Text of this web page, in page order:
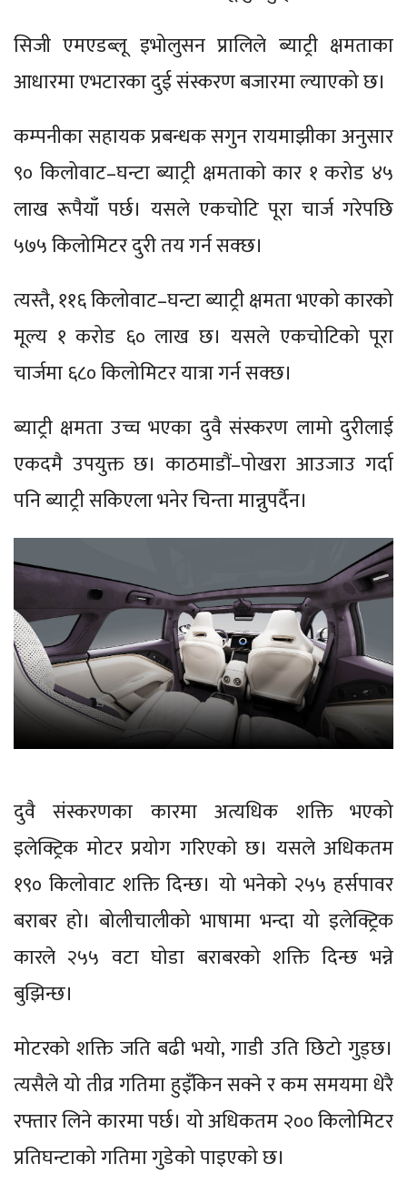
सिजी एमएडब्लू इभोलुसन प्रालिले ब्याट्री क्षमताका
आधारमा एभटारका दुई संस्करण बजारमा ल्याएको छ।
कम्पनीका सहायक प्रबन्धक सगुन रायमाझीका अनुसार
९० किलोवाट–घन्टा ब्याट्री क्षमताको कार १ करोड ४५
लाख रूपैयाँ पर्छ। यसले एकचोटि पूरा चार्ज गरेपछि
५७५ किलोमिटर दुरी तय गर्न सक्छ।
त्यस्तै, ११६ किलोवाट–घन्टा ब्याट्री क्षमता भएको कारको
मूल्य १ करोड ६० लाख छ। यसले एकचोटिको पूरा
चार्जमा ६८० किलोमिटर यात्रा गर्न सक्छ।
ब्याट्री क्षमता उच्च भएका दुवै संस्करण लामो दुरीलाई
एकदमै उपयुक्त छ। काठमाडौं–पोखरा आउजाउ गर्दा
पनि ब्याट्री सकिएला भनेर चिन्ता मान्नुपर्दैन।
दुवै संस्करणका कारमा अत्यधिक शक्ति भएको
इलेक्ट्रिक मोटर प्रयोग गरिएको छ। यसले अधिकतम
१९० किलोवाट शक्ति दिन्छ। यो भनेको २५५ हर्सपावर
बराबर हो। बोलीचालीको भाषामा भन्दा यो इलेक्ट्रिक
कारले २५५ वटा घोडा बराबरको शक्ति दिन्छ भन्ने
बुझिन्छ।
मोटरको शक्ति जति बढी भयो, गाडी उति छिटो गुड्छ।
त्यसैले यो तीव्र गतिमा हुइँकिन सक्ने र कम समयमा धेरै
रफ्तार लिने कारमा पर्छ। यो अधिकतम २०० किलोमिटर
प्रतिघन्टाको गतिमा गुडेको पाइएको छ।